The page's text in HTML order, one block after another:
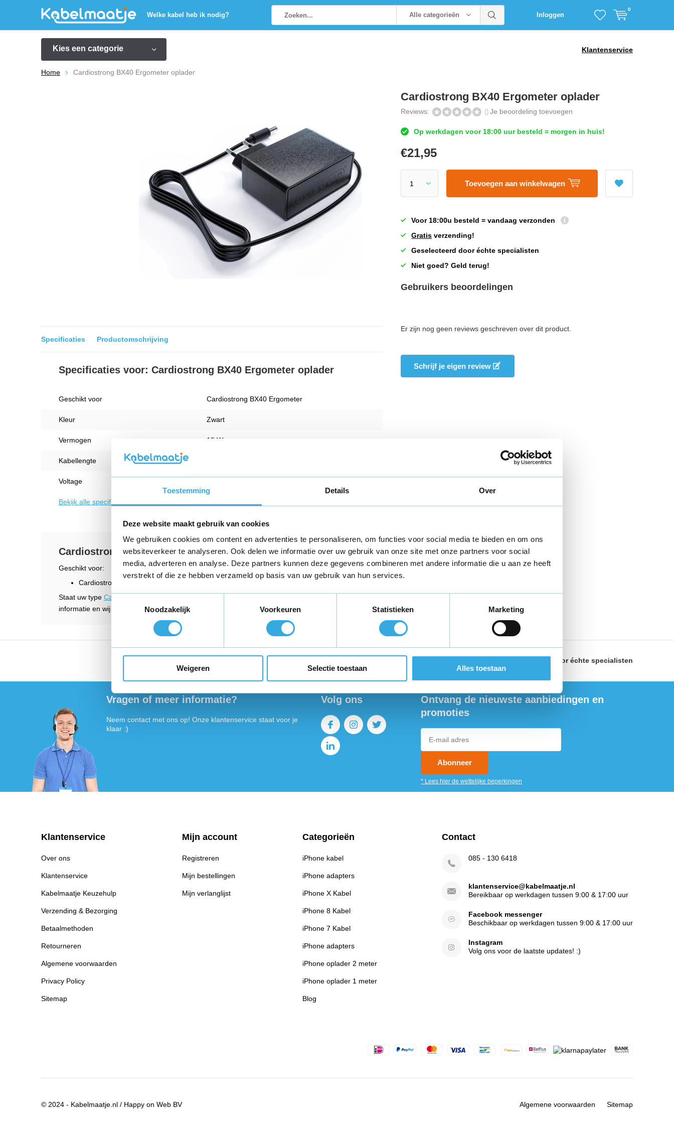
Toestemming Details Over
Deze website maakt gebruik van cookies
We gebruiken cookies om content en advertenties te personaliseren, om functies voor social media te bieden en om ons
websiteverkeer te analyseren. Ook delen we informatie over uw gebruik van onze site met onze partners voor social
media, adverteren en analyse. Deze partners kunnen deze gegevens combineren met andere informatie die u aan ze heeft
verstrekt of die ze hebben verzameld op basis van uw gebruik van hun services.
Toestemmingsselectie
Noodzakelijk
Voorkeuren Statistieken Marketing
Weigeren Selectie toestaan Alles toestaan
Welke kabel heb ik nodig? Alle categorieën Inloggen
0
Kies een categorie Klantenservice
Home Cardiostrong BX40 Ergometer oplader
Specificaties Productomschrijving
Specificaties voor: Cardiostrong BX40 Ergometer oplader
Geschikt voor Cardiostrong BX40 Ergometer
Kleur Zwart
Vermogen 18 W
Kabellengte
Voltage
Bekijk alle specificaties
Cardiostrong BX40 Ergometer oplader
Geschikt voor:
Cardiostrong BX40 Ergometer
Staat uw type Cardiostrong hometrainer
informatie en wij helpen u graag verder.
Cardiostrong BX40 Ergometer oplader
Reviews: () Je beoordeling toevoegen
Op werkdagen voor 18:00 uur besteld = morgen in huis!
€21,95
Toevoegen aan winkelwagen
Voor 18:00u besteld = vandaag verzonden
Gratis verzending!
Geselecteerd door échte specialisten
Niet goed? Geld terug!
Gebruikers beoordelingen
Er zijn nog geen reviews geschreven over dit product.
Schrijf je eigen review
Geselecteerd dooréchte specialisten
Vragen of meer informatie?
Neem contact met ons op! Onze klantenservice staat voor je
klaar :)
Volg ons
Ontvang de nieuwste aanbiedingen en
promoties
Abonneer
* Lees hier de wettelijke beperkingen
Klantenservice
Over ons
Klantenservice
Kabelmaatje Keuzehulp
Verzending & Bezorging
Betaalmethoden
Retourneren
Algemene voorwaarden
Privacy Policy
Sitemap
Mijn account
Registreren
Mijn bestellingen
Mijn verlanglijst
Categorieën
iPhone kabel
iPhone adapters
iPhone X Kabel
iPhone 8 Kabel
iPhone 7 Kabel
iPhone adapters
iPhone oplader 2 meter
iPhone oplader 1 meter
Blog
Contact
085 - 130 6418
klantenservice@kabelmaatje.nl
Bereikbaar op werkdagen tussen 9:00 & 17:00 uur
Facebook messenger
Beschikbaar op werkdagen tussen 9:00 & 17:00 uur
Instagram
Volg ons voor de laatste updates! :)
© 2024 - Kabelmaatje.nl / Happy on Web BV Algemene voorwaarden Sitemap